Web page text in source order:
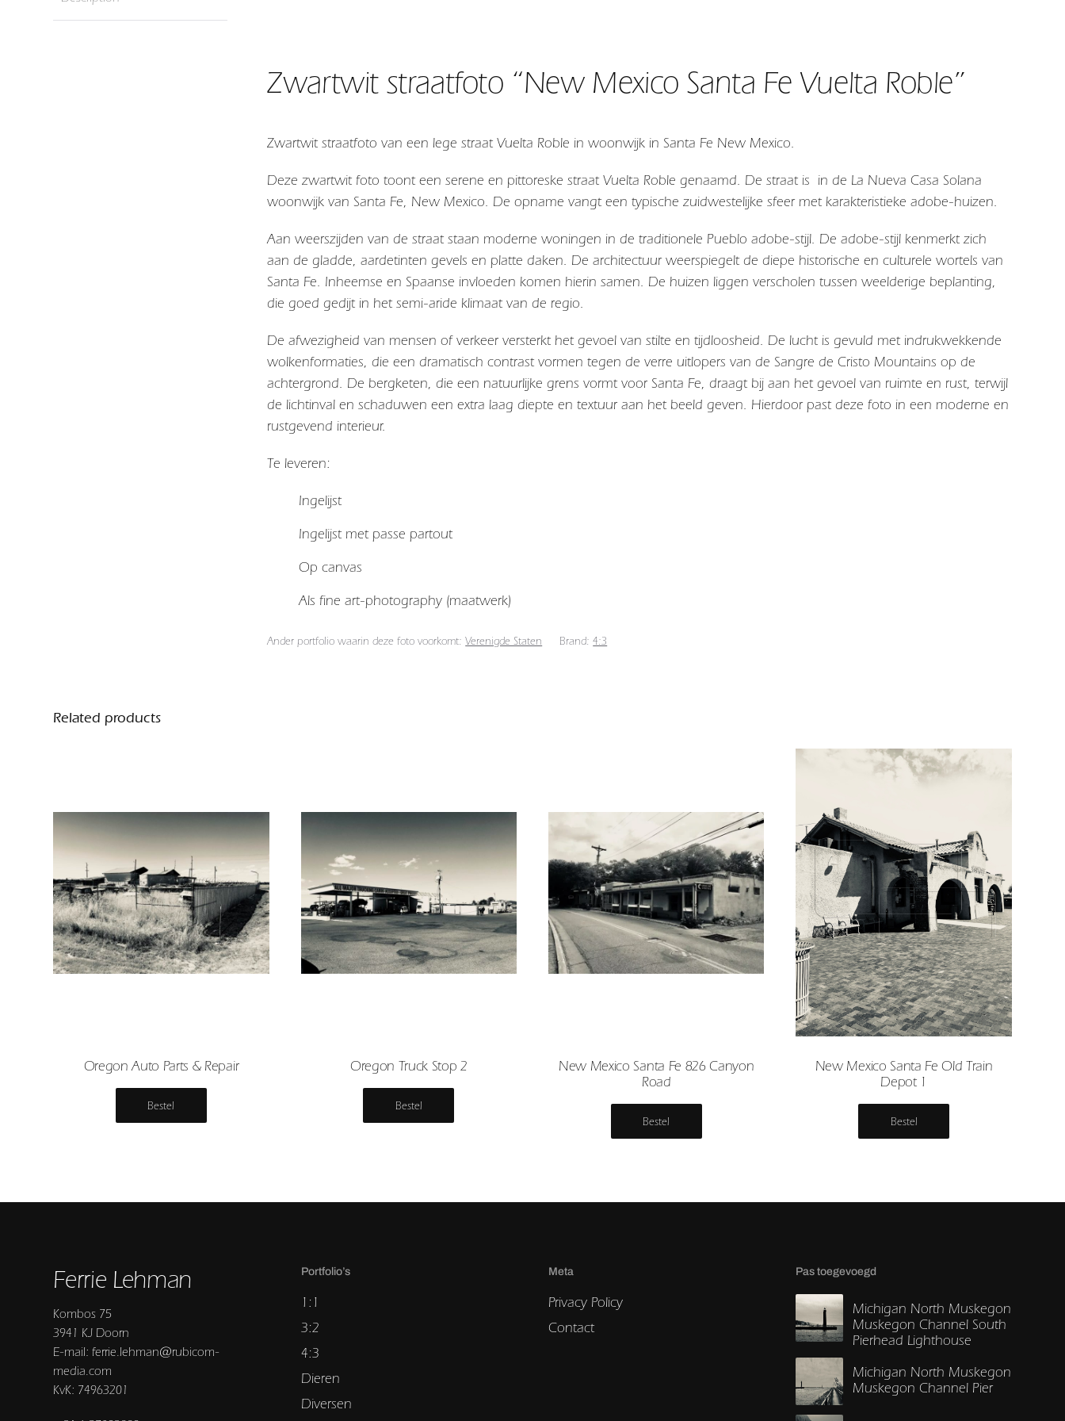
Zwartwit straatfoto “New Mexico Santa Fe Vuelta Roble”
Zwartwit straatfoto van een lege straat Vuelta Roble in woonwijk in Santa Fe New Mexico.
Deze zwartwit foto toont een serene en pittoreske straat Vuelta Roble genaamd. De straat is in de La Nueva Casa Solana
woonwijk van Santa Fe, New Mexico. De opname vangt een typische zuidwestelijke sfeer met karakteristieke adobe-huizen.
Aan weerszijden van de straat staan moderne woningen in de traditionele Pueblo adobe-stijl. De adobe-stijl kenmerkt zich
aan de gladde, aardetinten gevels en platte daken. De architectuur weerspiegelt de diepe historische en culturele wortels van
Santa Fe. Inheemse en Spaanse invloeden komen hierin samen. De huizen liggen verscholen tussen weelderige beplanting,
die goed gedijt in het semi-aride klimaat van de regio.
De afwezigheid van mensen of verkeer versterkt het gevoel van stilte en tijdloosheid. De lucht is gevuld met indrukwekkende
wolkenformaties, die een dramatisch contrast vormen tegen de verre uitlopers van de Sangre de Cristo Mountains op de
achtergrond. De bergketen, die een natuurlijke grens vormt voor Santa Fe, draagt bij aan het gevoel van ruimte en rust, terwijl
de lichtinval en schaduwen een extra laag diepte en textuur aan het beeld geven. Hierdoor past deze foto in een moderne en
rustgevend interieur.
Te leveren:
Ingelijst
Ingelijst met passe partout
Op canvas
Als fine art-photography (maatwerk)
Ander portfolio waarin deze foto voorkomt:Verenigde Staten Brand:4:3
Related products
Oregon Auto Parts & Repair
Bestel
Oregon Truck Stop 2
Bestel
New Mexico Santa Fe 826 Canyon
Road
Bestel
New Mexico Santa Fe Old Train
Depot 1
Bestel
Ferrie Lehman
Kombos 75
3941 KJ Doorn
E-mail: ferrie.lehman@rubicom-
media.com
KvK: 74963201
Portfolio’s
1:1
3:2
4:3
Dieren
Diversen
Meta
Privacy Policy
Contact
Pas toegevoegd
Michigan North Muskegon
Muskegon Channel South
Pierhead Lighthouse
Michigan North Muskegon
Muskegon Channel Pier